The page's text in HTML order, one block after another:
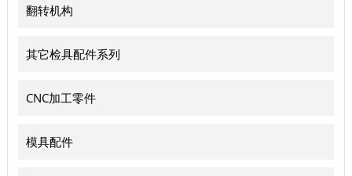
翻转机构
其它检具配件系列
CNC加工零件
模具配件